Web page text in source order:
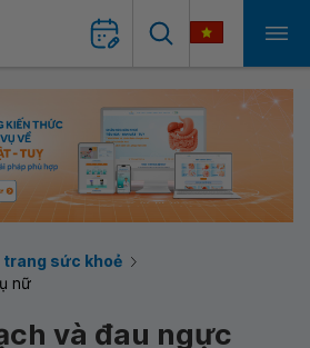
trang sức khoẻ
nữ
và đau ngực